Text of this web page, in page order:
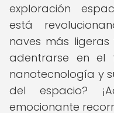
exploración
está
naves más ligeras
adentrarse en el
nanotecnología y
del espacio?
emocionante